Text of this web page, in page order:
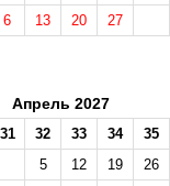
6 13 20 27
Апрель 2027
31 32 33 34
35
5 12 19
26